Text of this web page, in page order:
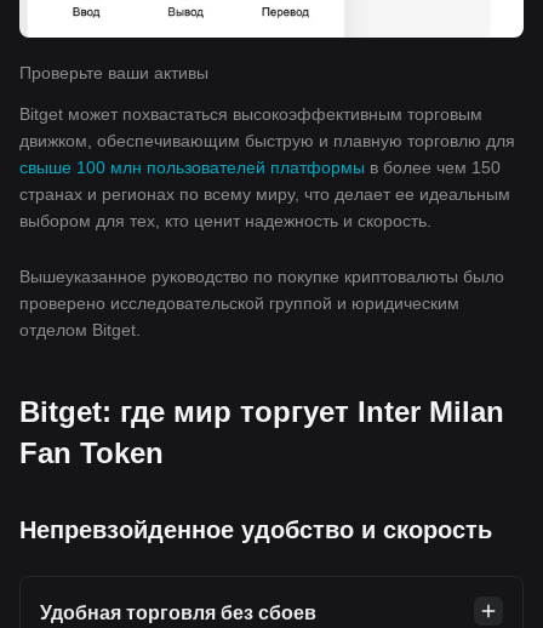
Проверьте ваши активы
Bitget может похвастаться высокоэффективным торговым
движком, обеспечивающим быструю и плавную торговлю для
свыше 100 млн пользователей платформы в более чем 150
странах и регионах по всему миру, что делает ее идеальным
выбором для тех, кто ценит надежность и скорость.
Вышеуказанное руководство по покупке криптовалюты было
проверено исследовательской группой и юридическим
отделом Bitget.
Bitget: где мир торгует Inter Milan
Fan Token
Непревзойденное удобство и скорость
Удобная торговля без сбоев